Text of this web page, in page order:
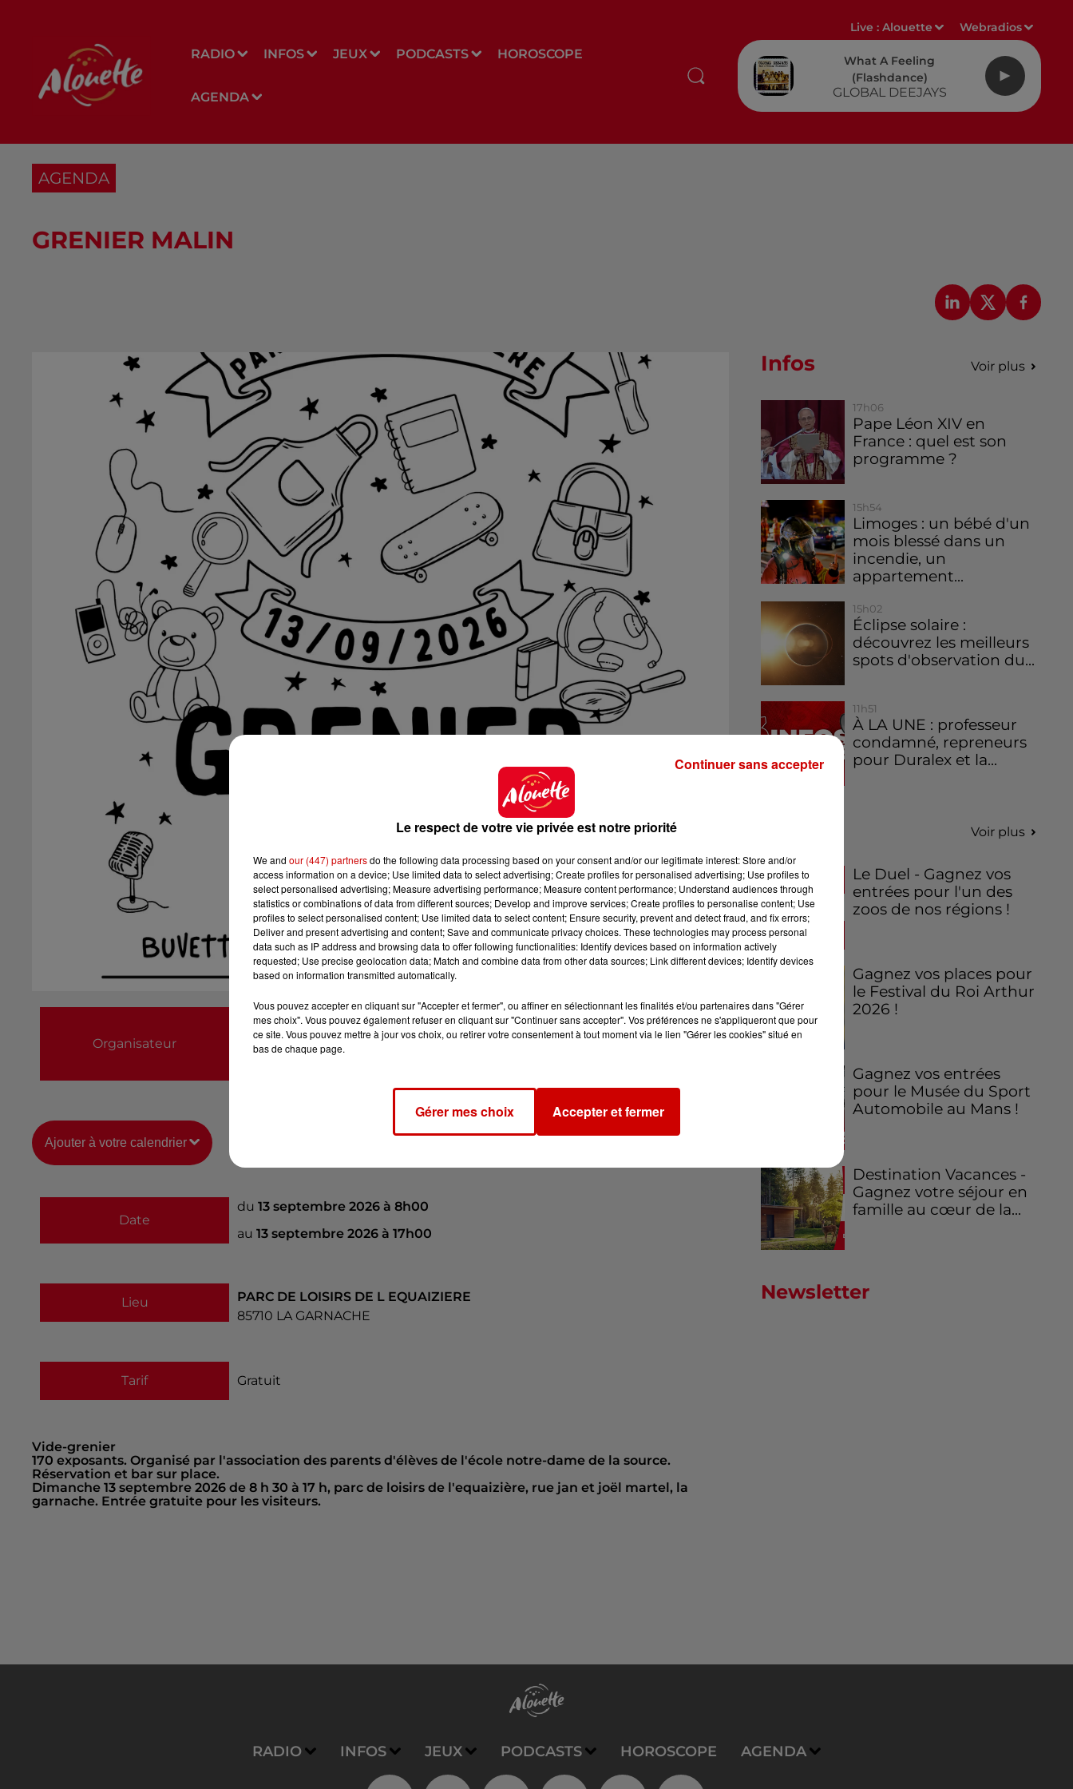
RADIO INFOS JEUX PODCASTS HOROSCOPE
AGENDA
Live :Alouette Webradios
What A Feeling
(flashdance)
GLOBAL DEEJAYS
AGENDA
GRENIER MALIN
Organisateur
APEL Ecole Notre Dame de la Source
0652191352
Ajouter à votre calendrier
Date
du13 septembre 2026 à 8h00
au13 septembre 2026 à 17h00
Lieu
PARC DE LOISIRS DE L EQUAIZIERE
85710 LA GARNACHE
Tarif Gratuit
Vide-grenier
170 exposants. Organisé par l'association des parents d'élèves de l'école notre-dame de la source.
Réservation et bar sur place.
Dimanche 13 septembre 2026 de 8 h 30 à 17 h, parc de loisirs de l'equaizière, rue jan et joël martel, la
garnache. Entrée gratuite pour les visiteurs.
Infos Voir plus
17h06
Pape Léon XIV en
France : quel est son
programme ?
15h54
Limoges : un bébé d'un
mois blessé dans un
incendie, un
appartement...
15h02
Éclipse solaire :
découvrez les meilleurs
spots d'observation du...
11h51
À LA UNE : professeur
condamné, repreneurs
pour Duralex et la...
Voir plus
Le Duel - Gagnez vos
entrées pour l'un des
zoos de nos régions !
Gagnez vos places pour
le Festival du Roi Arthur
2026 !
Gagnez vos entrées
pour le Musée du Sport
Automobile au Mans !
Destination Vacances -
Gagnez votre séjour en
famille au cœur de la...
Newsletter
RADIO INFOS JEUX PODCASTS HOROSCOPE AGENDA
Le respect de votre vie privée est notre priorité
We and our (447) partnersdo the following data processing based on your consent and/or our legitimate interest: Store and/or
access information on a device; Use limited data to select advertising; Create profiles for personalised advertising; Use profiles to
select personalised advertising; Measure advertising performance; Measure content performance; Understand audiences through
statistics or combinations of data from different sources; Develop and improve services; Create profiles to personalise content; Use
profiles to select personalised content; Use limited data to select content; Ensure security, prevent and detect fraud, and fix errors;
Deliver and present advertising and content; Save and communicate privacy choices. These technologies may process personal
data such as IP address and browsing data to offer following functionalities: Identify devices based on information actively
requested; Use precise geolocation data; Match and combine data from other data sources; Link different devices; Identify devices
based on information transmitted automatically.
Vous pouvez accepter en cliquant sur "Accepter et fermer", ou affiner en sélectionnant les finalités et/ou partenaires dans "Gérer
mes choix". Vous pouvez également refuser en cliquant sur "Continuer sans accepter". Vos préférences ne s'appliqueront que pour
ce site. Vous pouvez mettre à jour vos choix, ou retirer votre consentement à tout moment via le lien "Gérer les cookies" situé en
bas de chaque page.
Gérer mes choix Accepter et fermer
Continuer sans accepter